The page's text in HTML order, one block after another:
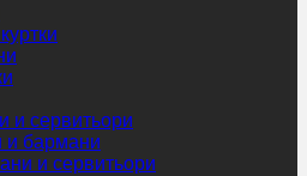
и сервитьори
и бармани
и сервитьори